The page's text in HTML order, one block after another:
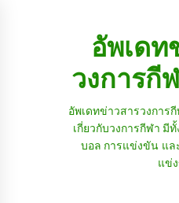
อัพเดท
วงการกี
อัพเดทข่าวสารวงการ
เกี่ยวกับวงการกีฬา มี
บอล การแข่งขัน แล
แข่